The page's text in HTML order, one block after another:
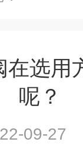
在选用
呢？
09-